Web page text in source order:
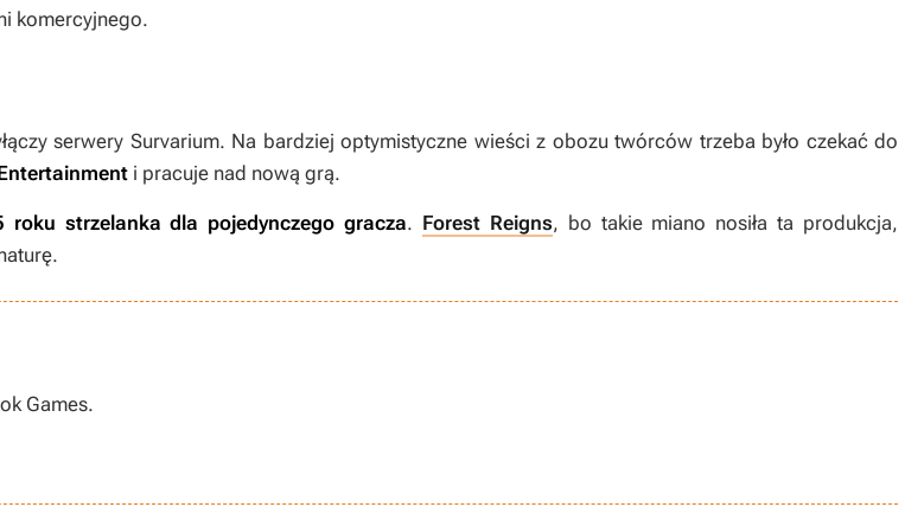
komercyjnego.
serwery Survarium. Na bardziej optymistyczne wieści z obozu twórców trzeba było czekać do
i pracuje nad nową grą.
roku strzelanka dla pojedynczego gracza. Forest Reigns, bo takie miano nosiła ta produkcja,
Games.